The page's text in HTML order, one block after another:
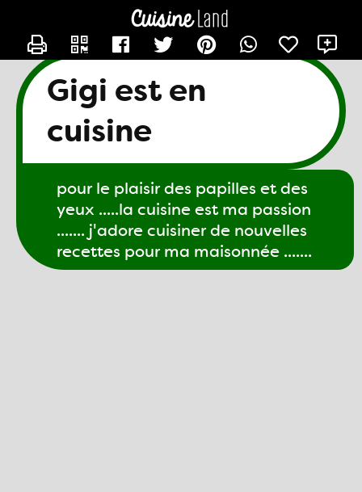
Gigi est en
cuisine
pour le plaisir des papilles et des
yeux .....la cuisine est ma passion
....... j'adore cuisiner de nouvelles
recettes pour ma maisonnée .......
CONTACTER GIGI61